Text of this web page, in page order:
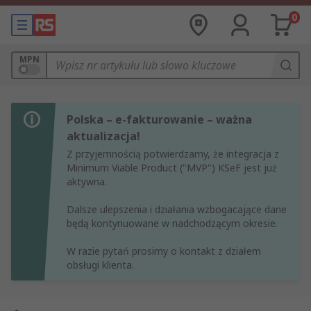
0
MPN
Polska – e-fakturowanie – ważna
aktualizacja!
Z przyjemnością potwierdzamy, że integracja z
Minimum Viable Product ("MVP") KSeF jest już
aktywna.
Dalsze ulepszenia i działania wzbogacające dane
będą kontynuowane w nadchodzącym okresie.
W razie pytań prosimy o kontakt z działem
obsługi klienta.